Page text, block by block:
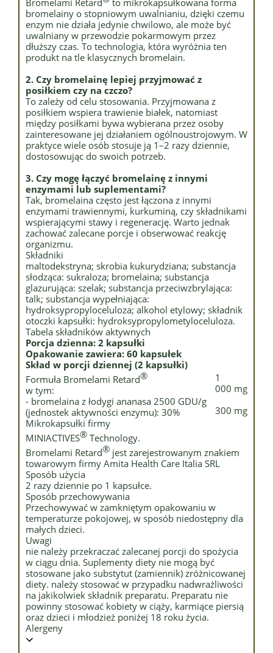
bromelainy o stopniowym uwalnianiu, dzięki czemu
enzym nie działa jedynie chwilowo, ale może być
uwalniany w przewodzie pokarmowym przez
dłuższy czas. To technologia, która wyróżnia ten
produkt na tle klasycznych bromelain.
2. Czy bromelainę lepiej przyjmować z
posiłkiem czy na czczo?
To zależy od celu stosowania. Przyjmowana z
posiłkiem wspiera trawienie białek, natomiast
między posiłkami bywa wybierana przez osoby
zainteresowane jej działaniem ogólnoustrojowym. W
praktyce wiele osób stosuje ją 1–2 razy dziennie,
dostosowując do swoich potrzeb.
3. Czy mogę łączyć bromelainę z innymi
enzymami lub suplementami?
Tak, bromelaina często jest łączona z innymi
enzymami trawiennymi, kurkuminą, czy składnikami
wspierającymi stawy i regenerację. Warto jednak
zachować zalecane porcje i obserwować reakcję
organizmu.
Składniki
maltodekstryna; skrobia kukurydziana; substancja
słodząca: sukraloza; bromelaina; substancja
glazurująca: szelak; substancja przeciwzbrylająca:
talk; substancja wypełniająca:
hydroksypropyloceluloza; alkohol etylowy; składnik
otoczki kapsułki: hydroksypropylometyloceluloza.
Tabela składników aktywnych
Porcja dzienna: 2 kapsułki
Opakowanie zawiera: 60 kapsułek
Skład w porcji dziennej (2 kapsułki)
Formuła Bromelami Retard®
w tym:
- bromelaina z łodygi ananasa 2500 GDU/g
(jednostek aktywności enzymu): 30%
1
000 mg
300 mg
Mikrokapsułki firmy
MINIACTIVES® Technology.
Bromelami Retard® jest zarejestrowanym znakiem
towarowym firmy Amita Health Care Italia SRL
Sposób użycia
2 razy dziennie po 1 kapsułce.
Sposób przechowywania
Przechowywać w zamkniętym opakowaniu w
temperaturze pokojowej, w sposób niedostępny dla
małych dzieci.
Uwagi
nie należy przekraczać zalecanej porcji do spożycia
w ciągu dnia. Suplementy diety nie mogą być
stosowane jako substytut (zamiennik) zróżnicowanej
diety. należy stosować w przypadku nadwrażliwości
na jakikolwiek składnik preparatu. Preparatu nie
powinny stosować kobiety w ciąży, karmiące piersią
oraz dzieci i młodzież poniżej 18 roku życia.
Alergeny